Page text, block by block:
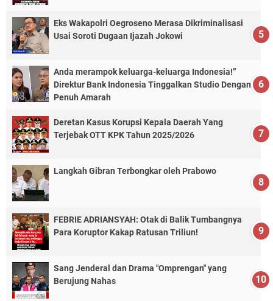
Eks Wakapolri Oegroseno Merasa Dikriminalisasi
Usai Soroti Dugaan Ijazah Jokowi
Anda merampok keluarga-keluarga Indonesia!”
Direktur Bank Indonesia Tinggalkan Studio Dengan
Penuh Amarah
Deretan Kasus Korupsi Kepala Daerah Yang
Terjebak OTT KPK Tahun 2025/2026
Langkah Gibran Terbongkar oleh Prabowo
FEBRIE ADRIANSYAH: Otak di Balik Tumbangnya
Para Koruptor Kakap Ratusan Triliun!
Sang Jenderal dan Drama "Omprengan" yang
Berujung Nahas